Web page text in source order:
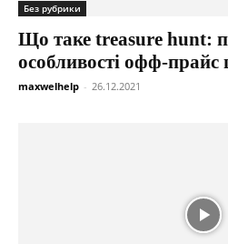
Без рубрики
Що таке treasure hunt:
особливості офф-прайс
maxwelhelp - 26.12.2021